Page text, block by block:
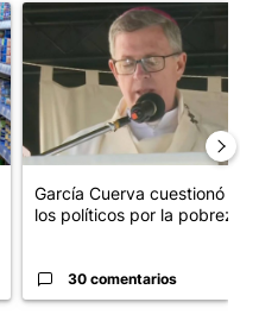
"La inflación en CABA
Un artículo de tendencia con
García Cuerva cuestionó a
los políticos por la pobreza
30 comentarios